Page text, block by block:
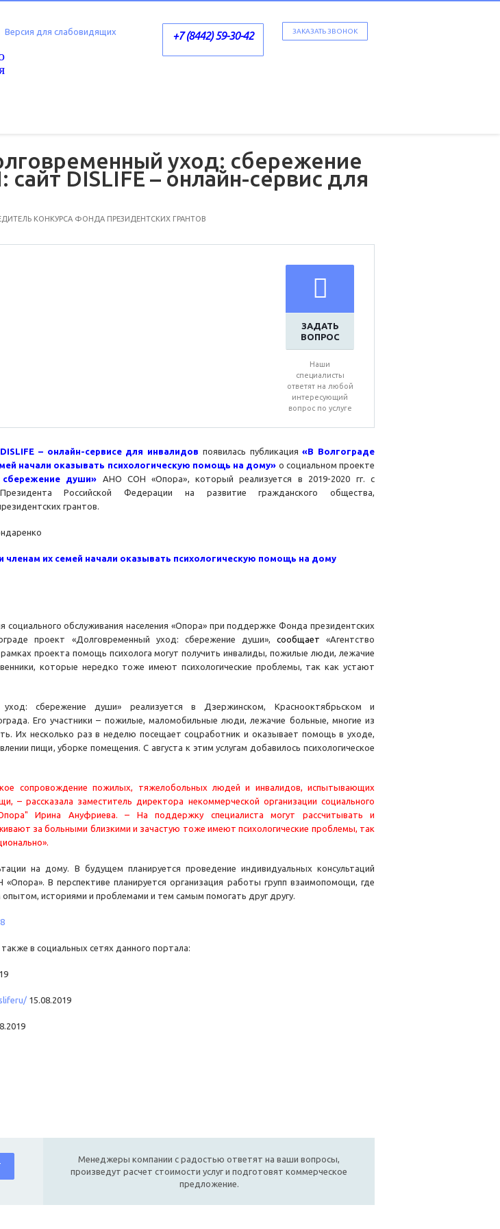
ЗАКАЗАТЬ ЗВОНОК
+7 (8442) 59-30-42
Версия для слабовидящих
уход: сбережение
DISLIFE – онлайн-сервис для
КОНКУРСА ФОНДА ПРЕЗИДЕНТСКИХ ГРАНТОВ
ЗАДАТЬ
ВОПРОС
Наши
специалисты
ответят на любой
интересующий
вопрос по услуге
DISLIFE – онлайн-сервисе для инвалидов появилась публикация«В Волгограде
начали оказывать психологическую помощь на дому» о социальном проекте
души» АНО СОН «Опора», который реализуется в 2019-2020 гг. с
Российской Федерации на развитие гражданского общества,
грантов.
членам их семей начали оказывать психологическую помощь на дому
социального обслуживания населения «Опора» при поддержке Фонда президентских
проект «Долговременный уход: сбережение души», сообщает «Агентство
проекта помощь психолога могут получить инвалиды, пожилые люди, лежачие
которые нередко тоже имеют психологические проблемы, так как устают
сбережение души» реализуется в Дзержинском, Краснооктябрьском и
Его участники – пожилые, маломобильные люди, лежачие больные, многие из
Их несколько раз в неделю посещает соцработник и оказывает помощь в уходе,
пищи, уборке помещения. С августа к этим услугам добавилось психологическое
сопровождение пожилых, тяжелобольных людей и инвалидов, испытывающих
– рассказала заместитель директора некоммерческой организации социального
Ирина Ануфриева. – На поддержку специалиста могут рассчитывать и
за больными близкими и зачастую тоже имеют психологические проблемы, так
на дому. В будущем планируется проведение индивидуальных консультаций
В перспективе планируется организация работы групп взаимопомощи, где
историями и проблемами и тем самым помогать друг другу.
в социальных сетях данного портала:
15.08.2019
Менеджеры компании с радостью ответят на ваши вопросы,
произведут расчет стоимости услуг и подготовят коммерческое
предложение.